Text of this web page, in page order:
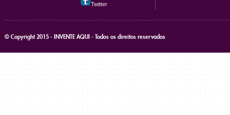
Twitter
© Copyright 2015 - INVENTE AQUI - Todos os direitos reservados